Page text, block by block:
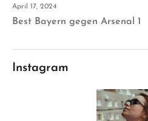
April 17, 2024
Best Bayern gegen Arsenal 1
Instagram